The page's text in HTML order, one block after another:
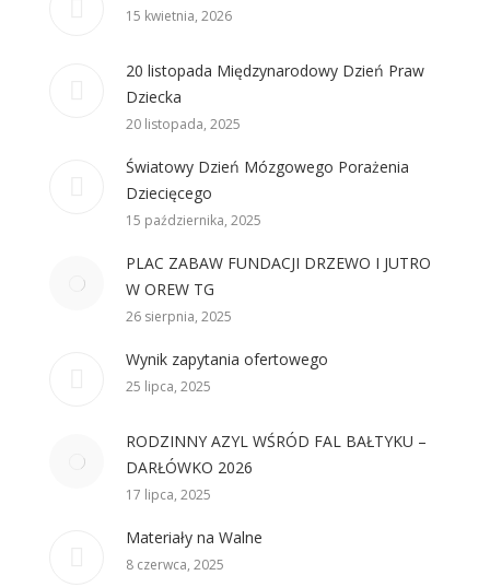
15 kwietnia, 2026
20 listopada Międzynarodowy Dzień Praw
Dziecka
20 listopada, 2025
Światowy Dzień Mózgowego Porażenia
Dziecięcego
15 października, 2025
PLAC ZABAW FUNDACJI DRZEWO I JUTRO
W OREW TG
26 sierpnia, 2025
Wynik zapytania ofertowego
25 lipca, 2025
RODZINNY AZYL WŚRÓD FAL BAŁTYKU –
DARŁÓWKO 2026
17 lipca, 2025
Materiały na Walne
8 czerwca, 2025